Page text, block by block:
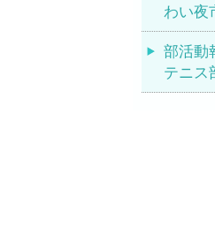
わい夜
部活動
テニス